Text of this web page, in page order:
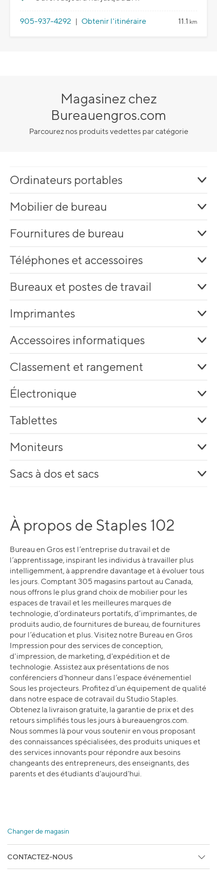
905-937-4292 | Obtenir l'itinéraire 11.1 km
Magasinez chez
Bureauengros.com
Parcourez nos produits vedettes par catégorie
Ordinateurs portables
Mobilier de bureau
Fournitures de bureau
Téléphones et accessoires
Bureaux et postes de travail
Imprimantes
Accessoires informatiques
Classement et rangement
Électronique
Tablettes
Moniteurs
Sacs à dos et sacs
À propos de Staples 102
Bureau en Gros est l’entreprise du travail et de
l’apprentissage, inspirant les individus à travailler plus
intelligemment, à apprendre davantage et à évoluer tous
les jours. Comptant 305 magasins partout au Canada,
nous offrons le plus grand choix de mobilier pour les
espaces de travail et les meilleures marques de
technologie, d’ordinateurs portatifs, d’imprimantes, de
produits audio, de fournitures de bureau, de fournitures
pour l’éducation et plus. Visitez notre Bureau en Gros
Impression pour des services de conception,
d'impression, de marketing, d'expédition et de
technologie. Assistez aux présentations de nos
conférenciers d'honneur dans l’espace événementiel
Sous les projecteurs. Profitez d’un équipement de qualité
dans notre espace de cotravail du Studio Staples.
Obtenez la livraison gratuite, la garantie de prix et des
retours simplifiés tous les jours à bureauengros.com.
Nous sommes là pour vous soutenir en vous proposant
des connaissances spécialisées, des produits uniques et
des services innovants pour répondre aux besoins
changeants des entrepreneurs, des enseignants, des
parents et des étudiants d'aujourd'hui.
Changer de magasin
CONTACTEZ-NOUS